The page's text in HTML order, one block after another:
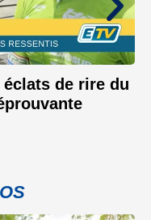
de rire du